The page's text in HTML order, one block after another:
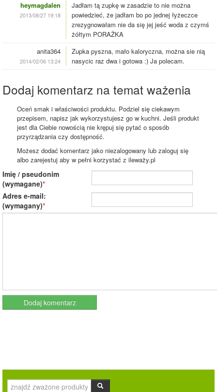
heymagdalen
2013/08/27 19:18
Jadłam tą zupkę w zasadzie to nie można
powiedzieć, że jadłam bo po jednej łyżeczce
zrezygnowałam nie da się jej jeść woda z czymś
żółtym PORAŻKA
anita364
2014/02/06 13:24
Zupka pyszna, mało kaloryczna, można sie nią
nasycic raz dwa i gotowa :) Ja polecam.
Dodaj komentarz na temat ważenia
Oceń smak i właściwości produktu. Podziel się ciekawym
przepisem, napisz jak wykorzystujesz go w kuchni. Jeśli produkt
jest dla Ciebie nowością nie krępuj się pytać o sposób
przyrządzania czy dostępność.
Możesz dodać komentarz jako niezalogowany lub zaloguj się
albo zarejestuj aby w pełni korzystać z ileważy.pl
Imię / pseudonim
(wymagane)
Adres e-mail:
(wymagany)